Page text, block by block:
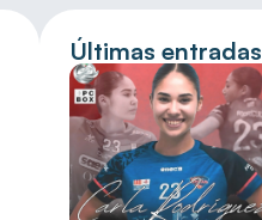
Últimas entradas